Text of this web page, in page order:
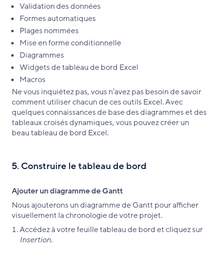
Validation des données
Formes automatiques
Plages nommées
Mise en forme conditionnelle
Diagrammes
Widgets de tableau de bord Excel
Macros
Ne vous inquiétez pas, vous n’avez pas besoin de savoir
comment utiliser chacun de ces outils Excel. Avec
quelques connaissances de base des diagrammes et des
tableaux croisés dynamiques, vous pouvez créer un
beau tableau de bord Excel.
5. Construire le tableau de bord
Ajouter un diagramme de Gantt
Nous ajouterons un diagramme de Gantt pour afficher
visuellement la chronologie de votre projet.
Accédez à votre feuille tableau de bord et cliquez sur
Insertion.